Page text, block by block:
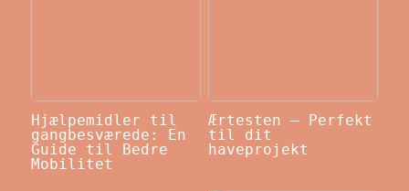
Hjælpemidler til
gangbesværede: En
Guide til Bedre
Mobilitet
Ærtesten – Perfekt
til dit
haveprojekt